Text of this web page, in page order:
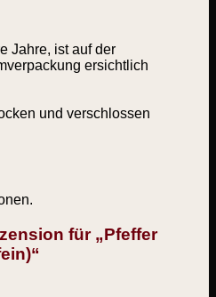
Jahre, ist auf der
ersichtlich
und verschlossen
für „Pfeffer